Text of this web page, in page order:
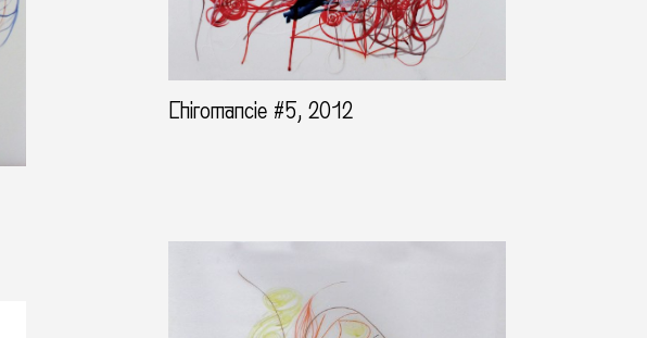
Chiromancie #5, 2012